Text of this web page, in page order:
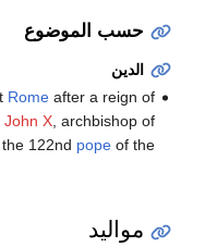
حسب الموضوع
الدين
Romeafter a reign of
John X, archbishop of
122nd popeof the
مواليد